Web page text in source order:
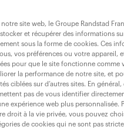
cdi
: 307-D28-R000415_02R
notre site web, le Groupe Randstad
et récupérer des informations
sous la forme de cookies. Ces
vos préférences ou votre appareil,
pour que le site fonctionne comme
la performance de notre site, et
ciblées sur d’autres sites. En général,
pas de vous identifier
expérience web plus personnalisée.
droit à la vie privée, vous pouvez
de cookies qui ne sont pas